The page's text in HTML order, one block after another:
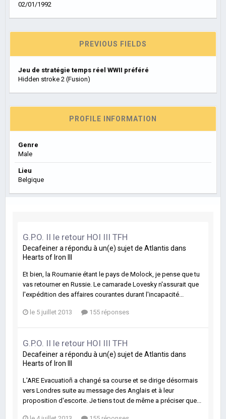
02/01/1992
PREVIOUS FIELDS
Jeu de stratégie temps réel WWII préféré
Hidden stroke 2 (Fusion)
PROFILE INFORMATION
Genre
Male
Lieu
Belgique
G.P.O. II le retour HOI III TFH
Decafeinera répondu à un(e) sujet de Atlantis dans
Hearts of Iron III
Et bien, la Roumanie étant le pays de Molock, je pense que tu
vas retourner en Russie. Le camarade Lovesky n'assurait que
l'expédition des affaires courantes durant l'incapacité...
le 5 juillet 2013 155 réponses
G.P.O. II le retour HOI III TFH
Decafeinera répondu à un(e) sujet de Atlantis dans
Hearts of Iron III
L'ARE Evacuatioñ a changé sa course et se dirige désormais
vers Londres suite au message des Anglais et à leur
proposition d'escorte. Je tiens tout de même a préciser que...